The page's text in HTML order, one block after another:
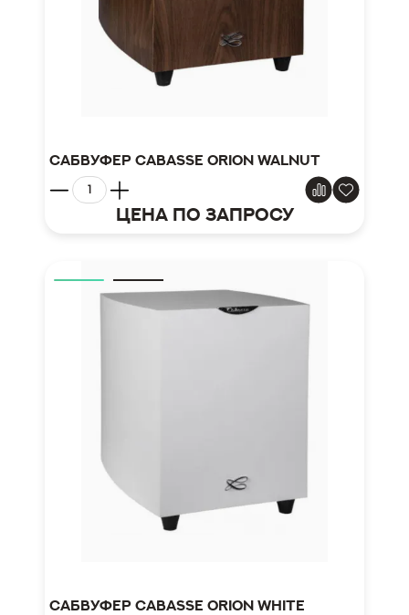
Сабвуфер CABASSE ORION Walnut
Цена по запросу
Сабвуфер CABASSE ORION White